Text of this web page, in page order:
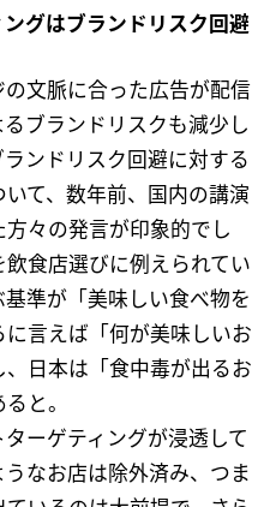
グはブランドリスク回避
文脈に合った広告が配信
ブランドリスクも減少し
ンドリスク回避に対する
て、数年前、国内の講演
々の発言が印象的でし
食店選びに例えられてい
準が「美味しい食べ物を
言えば「何が美味しいお
日本は「食中毒が出るお
と。
ーゲティングが浸透して
なお店は除外済み、つま